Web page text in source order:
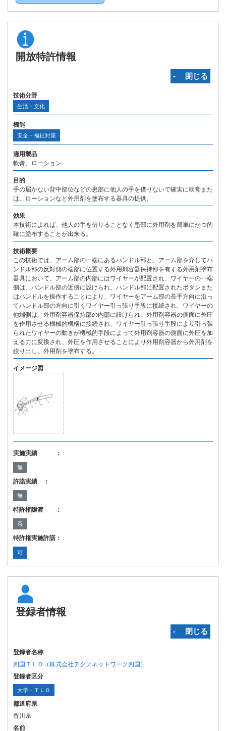
開放特許情報
‐ 閉じる
技術分野
生活・文化
機能
安全・福祉対策
適用製品
軟膏、ローション
目的
手の届かない背中部位などの患部に他人の手を借りないで確実に軟膏また
は、ローションなど外用剤を塗布する器具の提供。
効果
本技術によれば、他人の手を借りることなく患部に外用剤を簡単にかつ的
確に塗布することが出来る。
技術概要
この技術では、アーム部の一端にあるハンドル部と、アーム部を介してハ
ンドル部の反対側の端部に位置する外用剤容器保持部を有する外用剤塗布
器具において、アーム部の内部にはワイヤーが配置され、ワイヤーの一端
側は、ハンドル部の近傍に設けられ、ハンドル部に配置されたボタンまた
はハンドルを操作することにより、ワイヤーをアーム部の長手方向に沿っ
てハンドル部の方向に引くワイヤー引っ張り手段に接続され、ワイヤーの
他端側は、外用剤容器保持部の内部に設けられ、外用剤容器の側面に外圧
を作用させる機械的機構に接続され、ワイヤー引っ張り手段により引っ張
られたワイヤーの動きが機械的手段によって外用剤容器の側面に外圧を加
える力に変換され、外圧を作用させることにより外用剤容器から外用剤を
絞り出し、外用剤を塗布する。
イメージ図
実施実績 ：
無
許諾実績 ：
無
特許権譲渡 ：
否
特許権実施許諾：
可
登録者情報
‐ 閉じる
登録者名称
四国ＴＬＯ（株式会社テクノネットワーク四国）
登録者区分
大学・ＴＬＯ
都道府県
香川県
名前